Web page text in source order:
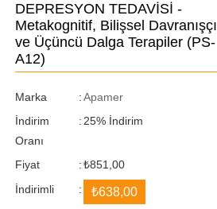
DEPRESYON TEDAVİSİ -
Metakognitif, Bilişsel Davranışçı
ve Üçüncü Dalga Terapiler (PS-
A12)
Marka :Apamer
İndirim
Oranı
: %
25 İndirim
Fiyat :₺851,00
İndirimli
: ₺638,00